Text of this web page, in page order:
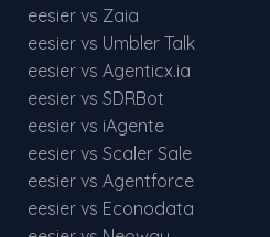
eesier vs Zaia
eesier vs Umbler Talk
eesier vs Agenticx.ia
eesier vs SDRBot
eesier vs iAgente
eesier vs Scaler Sale
eesier vs Agentforce
eesier vs Econodata